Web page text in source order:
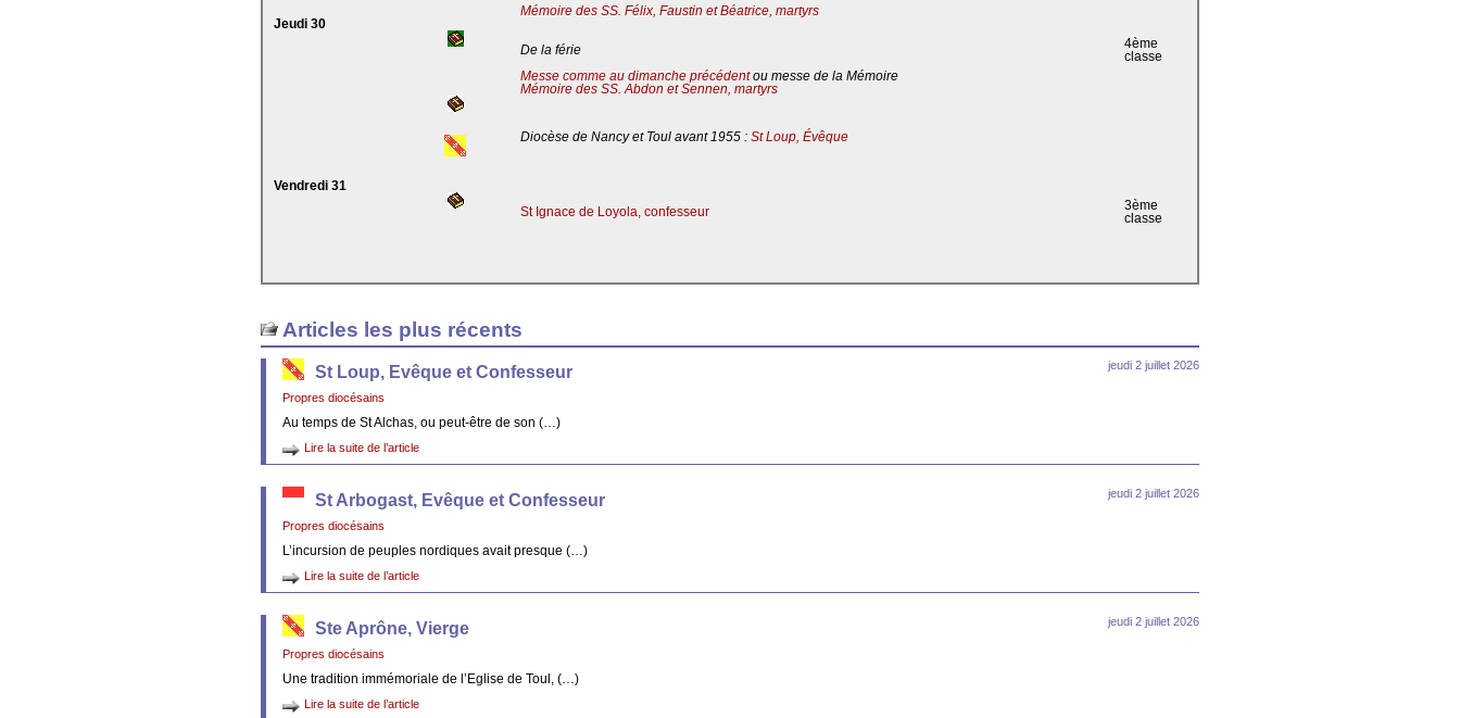
Mémoire des SS. Félix, Faustin et Béatrice, martyrs
Jeudi 30
De la férie
4ème
classe
Messe comme au dimanche précédentou messe de la Mémoire
Mémoire des SS. Abdon et Sennen, martyrs
Diocèse de Nancy et Toul avant 1955 : St Loup, Évêque
Vendredi 31
St Ignace de Loyola, confesseur
3ème
classe
Articles les plus récents
jeudi 2 juillet 2026
St Loup, Evêque et Confesseur
Propres diocésains
Au temps de St Alchas, ou peut-être de son (…)
Lire la suite de l’article
jeudi 2 juillet 2026
St Arbogast, Evêque et Confesseur
Propres diocésains
L’incursion de peuples nordiques avait presque (…)
Lire la suite de l’article
jeudi 2 juillet 2026
Ste Aprône, Vierge
Propres diocésains
Une tradition immémoriale de l’Eglise de Toul, (…)
Lire la suite de l’article